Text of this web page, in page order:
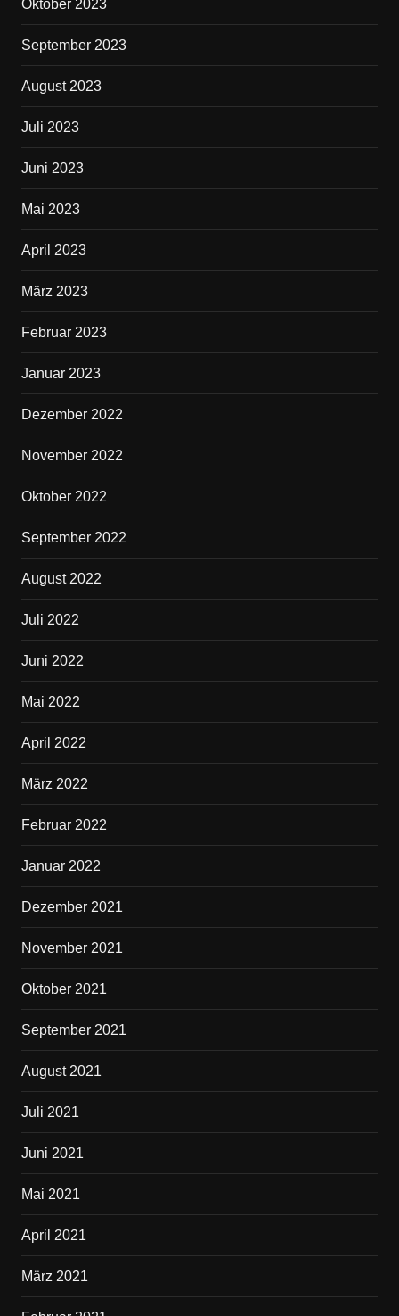
Oktober 2023
September 2023
August 2023
Juli 2023
Juni 2023
Mai 2023
April 2023
März 2023
Februar 2023
Januar 2023
Dezember 2022
November 2022
Oktober 2022
September 2022
August 2022
Juli 2022
Juni 2022
Mai 2022
April 2022
März 2022
Februar 2022
Januar 2022
Dezember 2021
November 2021
Oktober 2021
September 2021
August 2021
Juli 2021
Juni 2021
Mai 2021
April 2021
März 2021